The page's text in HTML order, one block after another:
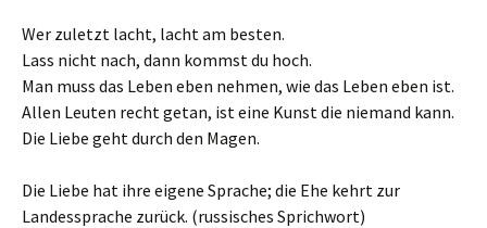
Wer zuletzt lacht, lacht am besten.
Lass nicht nach, dann kommst du hoch.
Man muss das Leben eben nehmen, wie das Leben eben ist.
Allen Leuten recht getan, ist eine Kunst die niemand kann.
Die Liebe geht durch den Magen.
Die Liebe hat ihre eigene Sprache; die Ehe kehrt zur
Landessprache zurück. (russisches Sprichwort)